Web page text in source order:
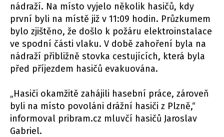
nádraží. Na místo vyjelo několik hasičů, kdy
první byli na místě již v 11:09 hodin. Průzkumem
bylo zjištěno, že došlo k požáru elektroinstalace
ve spodní části vlaku. V době zahoření byla na
nádraží přibližně stovka cestujících, která byla
před příjezdem hasičů evakuována.
„Hasiči okamžitě zahájili hasební práce, zároveň
byli na místo povoláni drážní hasiči z Plzně,“
informoval pribram.cz mluvčí hasičů Jaroslav
Gabriel.